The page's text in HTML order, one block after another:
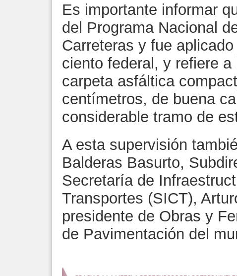
Es importante informar
del Programa Nacional
Carreteras y fue
ciento federal, y refiere
carpeta asfáltica
centímetros, de buena
considerable tramo de
A esta supervisión
Balderas Basurto,
Secretaría de
Transportes (SICT),
presidente de Obras y
de Pavimentación del